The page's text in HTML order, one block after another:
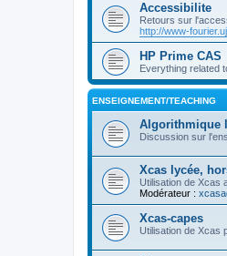
Accessibilite
Retours sur
http://www-
HP Prime CAS
Everything related
ENSEIGNEMENT/TEACHING
Algorithmique
Discussion sur
Xcas lycée,
Utilisation de Xcas
Modérateur :
Xcas-capes
Utilisation de Xcas